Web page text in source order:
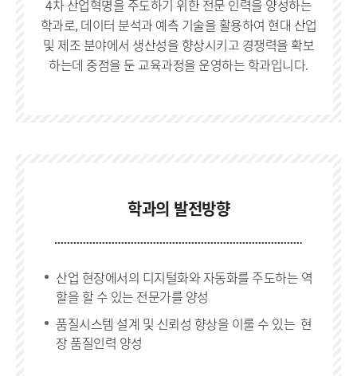
4차 산업혁명을 주도하기 위한 전문 인력을 양성하는
학과로, 데이터 분석과 예측 기술을 활용하여 현대 산업
및 제조 분야에서 생산성을 향상시키고 경쟁력을 확보
하는데 중점을 둔 교육과정을 운영하는 학과입니다.
학과의 발전방향
산업 현장에서의 디지털화와 자동화를 주도하는 역
할을 할 수 있는 전문가를 양성
품질시스템 설계 및 신뢰성 향상을 이룰 수 있는 현
장 품질인력 양성